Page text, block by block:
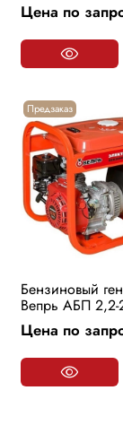
Цена по
Предзаказ
Бензиновый
Вепрь АБП 2,2-
Цена по